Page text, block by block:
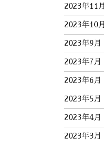
2023年11月
2023年10月
2023年9月
2023年7月
2023年6月
2023年5月
2023年4月
2023年3月